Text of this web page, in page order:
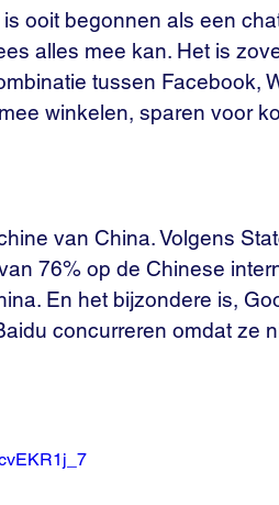
ooit begonnen als een
alles mee kan. Het is
tussen Facebook,
winkelen, sparen voor
van China. Volgens
76% op de Chinese
En het bijzondere is,
concurreren omdat ze